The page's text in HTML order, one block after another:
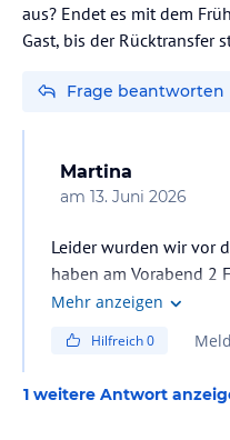
aus? Endet es mit dem
Gast, bis der Rücktransfer
Frage beantworten
Martina
am 13. Juni 2026
Leider wurden wir vor
haben am Vorabend 2
gut. Denke, wenn man
aufmerksames und
Mehr anzeigen
Hilfreich0
1 weitere Antwort